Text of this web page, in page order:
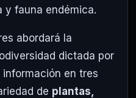
y fauna endémica.
abordará la
dictada por
en tres
de plantas,